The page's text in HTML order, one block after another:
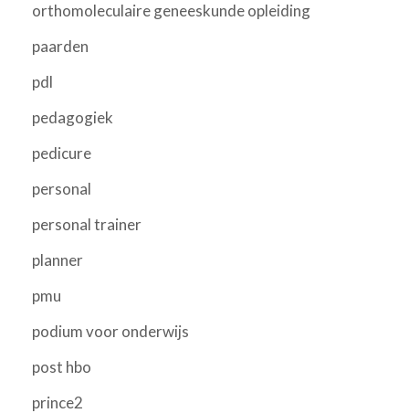
orthomoleculaire geneeskunde opleiding
paarden
pdl
pedagogiek
pedicure
personal
personal trainer
planner
pmu
podium voor onderwijs
post hbo
prince2